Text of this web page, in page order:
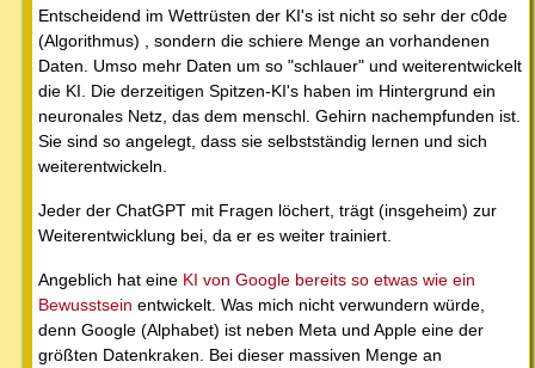
Entscheidend im Wettrüsten der KI's ist nicht so sehr der c0de
(Algorithmus) , sondern die schiere Menge an vorhandenen
Daten. Umso mehr Daten um so "schlauer" und weiterentwickelt
die KI. Die derzeitigen Spitzen-KI's haben im Hintergrund ein
neuronales Netz, das dem menschl. Gehirn nachempfunden ist.
Sie sind so angelegt, dass sie selbstständig lernen und sich
weiterentwickeln.
Jeder der ChatGPT mit Fragen löchert, trägt (insgeheim) zur
Weiterentwicklung bei, da er es weiter trainiert.
Angeblich hat eine KI von Google bereits so etwas wie ein
Bewusstsein entwickelt. Was mich nicht verwundern würde,
denn Google (Alphabet) ist neben Meta und Apple eine der
größten Datenkraken. Bei dieser massiven Menge an